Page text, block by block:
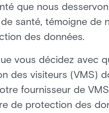
que nous
santé, témoigne de
des données.
vous décidez avec
des visiteurs (VMS)
fournisseur de
de protection des